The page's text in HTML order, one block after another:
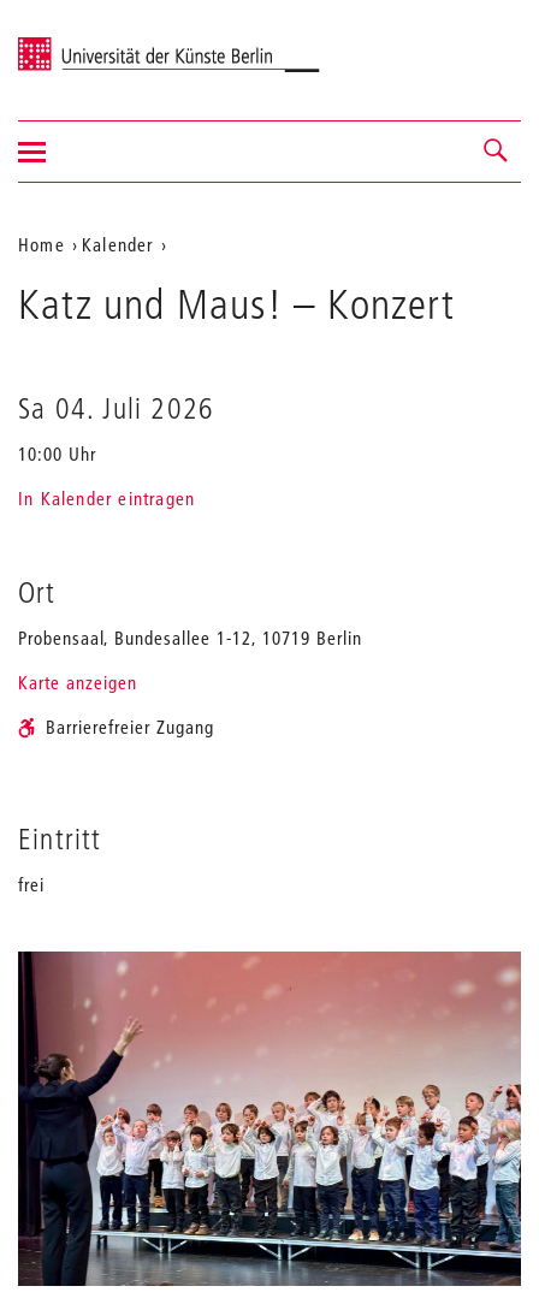
Universität der Künste Berlin
Navigation &
Suche
Navigation
ein-/ausblenden
Aktuelle
Position
auf
Webseite
Home
Kalender
und
Maus!
Katz und Maus! – Konzert
Sa 04. Juli 2026
10:00 Uhr
In Kalender eintragen
Ort
Probensaal, Bundesallee 1-12, 10719 Berlin
Karte anzeigen
Barrierefreier Zugang
Eintritt
frei